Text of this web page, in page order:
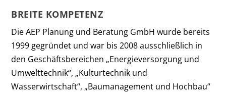
BREITE KOMPETENZ
Die AEP Planung und Beratung GmbH wurde bereits
1999 gegründet und war bis 2008 ausschließlich in
den Geschäftsbereichen „Energieversorgung und
Umwelttechnik“, „Kulturtechnik und
Wasserwirtschaft“, „Baumanagement und Hochbau“